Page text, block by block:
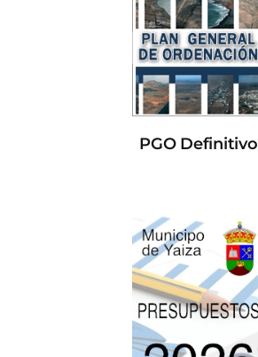
PGO Definitivo